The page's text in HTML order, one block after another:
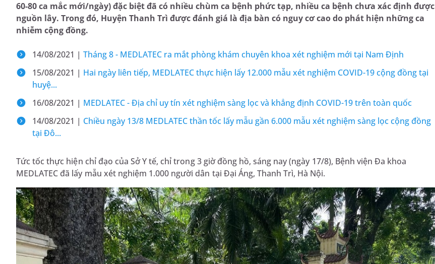
60-80 ca mắc mới/ngày) đặc biệt đã có nhiều chùm ca bệnh phức tạp, nhiều ca bệnh chưa xác định được
nguồn lây. Trong đó, Huyện Thanh Trì được đánh giá là địa bàn có nguy cơ cao do phát hiện những ca
nhiễm cộng đồng.
14/08/2021 | Tháng 8 - MEDLATEC ra mắt phòng khám chuyên khoa xét nghiệm mới tại Nam Định
15/08/2021 | Hai ngày liên tiếp, MEDLATEC thực hiện lấy 12.000 mẫu xét nghiệm COVID-19 cộng đồng tại
huyệ...
16/08/2021 | MEDLATEC - Địa chỉ uy tín xét nghiệm sàng lọc và khẳng định COVID-19 trên toàn quốc
14/08/2021 | Chiều ngày 13/8 MEDLATEC thần tốc lấy mẫu gần 6.000 mẫu xét nghiệm sàng lọc cộng đồng
tại Đô...
Tức tốc thực hiện chỉ đạo của Sở Y tế, chỉ trong 3 giờ đồng hồ, sáng nay (ngày 17/8), Bệnh viện Đa khoa
MEDLATEC đã lấy mẫu xét nghiệm 1.000 người dân tại Đại Áng, Thanh Trì, Hà Nội.